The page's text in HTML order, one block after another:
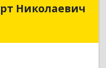
Николаевич
г, Н.Гусевой ул, 56А